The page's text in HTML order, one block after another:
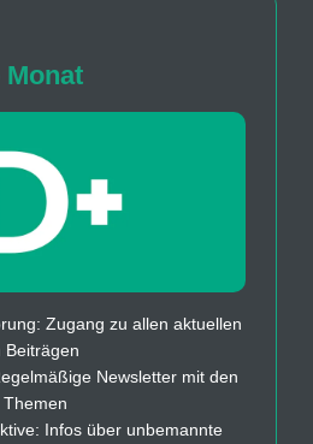
Monat
Zugang zu allen aktuellen
Beiträgen
Newsletter mit den
Infos über unbemannte